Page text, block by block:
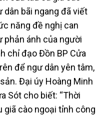
bãi ngang đã viết
năng đề nghị can
phản ánh của người
chỉ đạo Đồn BP Cửa
để ngư dân yên tâm,
Đại úy Hoàng Minh
Sót cho biết: “Thời
giã cào ngoại tỉnh công